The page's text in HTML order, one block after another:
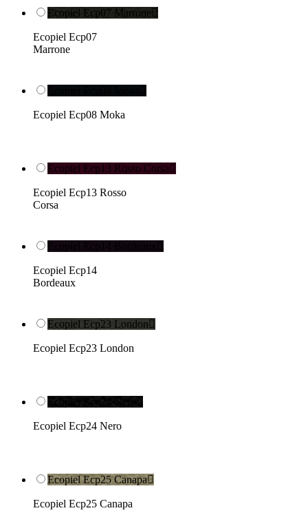
Ecopiel Ecp07 Marrone 
Ecopiel Ecp07
Marrone
Ecopiel Ecp08 Moka
Ecopiel Ecp13 Rosso Corsa
Ecopiel Ecp13 Rosso
Corsa
Ecopiel Ecp14
Bordeaux
Ecopiel Ecp23 London
Ecopiel Ecp23 London
Ecopiel Ecp24 Nero
Ecopiel Ecp24 Nero
Ecopiel Ecp25 Canapa
Ecopiel Ecp25 Canapa